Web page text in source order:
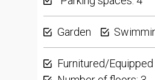
Garden
Furnitured/Equipped